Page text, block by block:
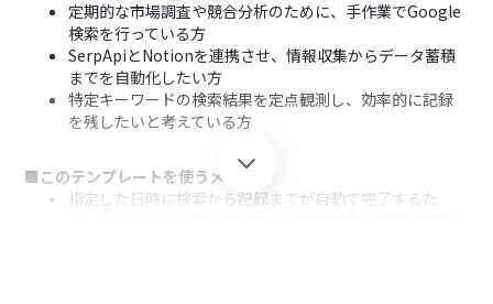
定期的な市場調査や競合分析のために、手作業でGoogle
検索を行っている方
SerpApiとNotionを連携させ、情報収集からデータ蓄積
までを自動化したい方
特定キーワードの検索結果を定点観測し、効率的に記録
を残したいと考えている方
■このテンプレートを使うメリット
指定した日時に検索から記録までが自動で完了するた